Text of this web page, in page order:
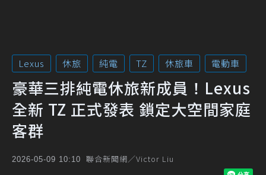
Lexus 休旅 純電 TZ 休旅車 電動車
豪華三排純電休旅新成員！Lexus
全新 TZ 正式發表 鎖定大空間家庭
客群
2026-05-09 10:10 聯合新聞網／Victor Liu